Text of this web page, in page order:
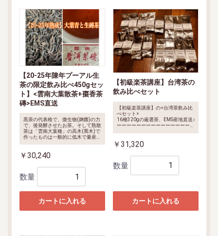
【20-25年陳年プーアル生
茶の限定飲み比べ450gセッ
ト】<雲南大葉散茶+棗香茶
磚>EMS直送
黒茶の代表格で、微生物(麹菌)の力
で、後発酵させたお茶。そして熟散
茶は「雲南大葉種」の高木(喬木)で
作ったものは一般的に低木で量産さ
いう長時間で後熟された生茶を原料
とし、保存状態がとても良く、不思
議な棗のような香りになっていま
是非、カビ臭さくない本格的なプー
￥30,240
数量
カートに入れる
【初級楽茶講座】台湾茶の
飲み比べセット
【初級楽茶講座】の<台湾茶飲み比
べセット>
16種320gの厳選茶、EMS産地直送♪
ーーーーーーーーーーーーーーーー
東方美人茶、台湾碧螺春、小種烏龍
茶、
品評会入賞の文山包種茶、品
評会入賞の東方美人茶、菊花茶、
蜜香紅茶、四季春、高山金萱茶。
￥31,320
数量
カートに入れる